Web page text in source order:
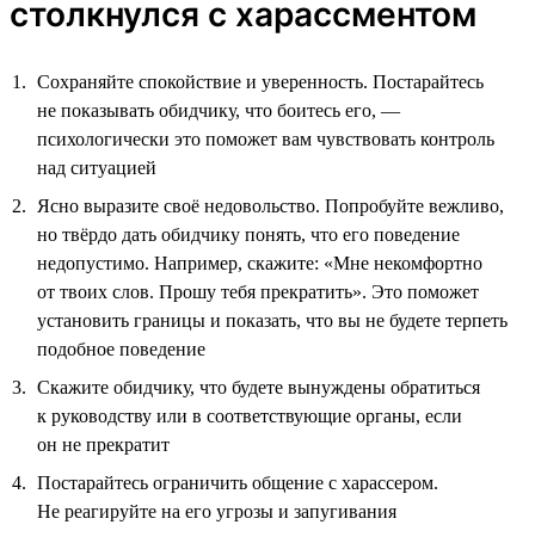
столкнулся с харассментом
Сохраняйте спокойствие и уверенность. Постарайтесь
не показывать обидчику, что боитесь его, —
психологически это поможет вам чувствовать контроль
над ситуацией
Ясно выразите своё недовольство. Попробуйте вежливо,
но твёрдо дать обидчику понять, что его поведение
недопустимо. Например, скажите: «Мне некомфортно
от твоих слов. Прошу тебя прекратить». Это поможет
установить границы и показать, что вы не будете терпеть
подобное поведение
Скажите обидчику, что будете вынуждены обратиться
к руководству или в соответствующие органы, если
он не прекратит
Постарайтесь ограничить общение с харассером.
Не реагируйте на его угрозы и запугивания